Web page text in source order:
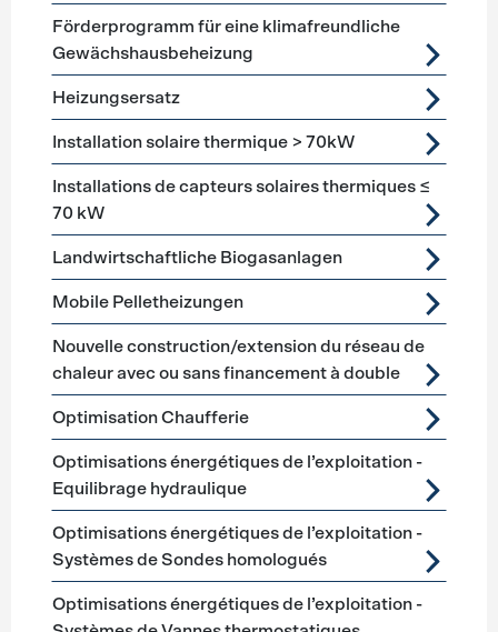
Förderprogramm für eine klimafreundliche
Gewächshausbeheizung
Heizungsersatz
Installation solaire thermique > 70kW
Installations de capteurs solaires thermiques ≤
70 kW
Landwirtschaftliche Biogasanlagen
Mobile Pelletheizungen
Nouvelle construction/extension du réseau de
chaleur avec ou sans financement à double
Optimisation Chaufferie
Optimisations énergétiques de l’exploitation -
Equilibrage hydraulique
Optimisations énergétiques de l’exploitation -
Systèmes de Sondes homologués
Optimisations énergétiques de l’exploitation -